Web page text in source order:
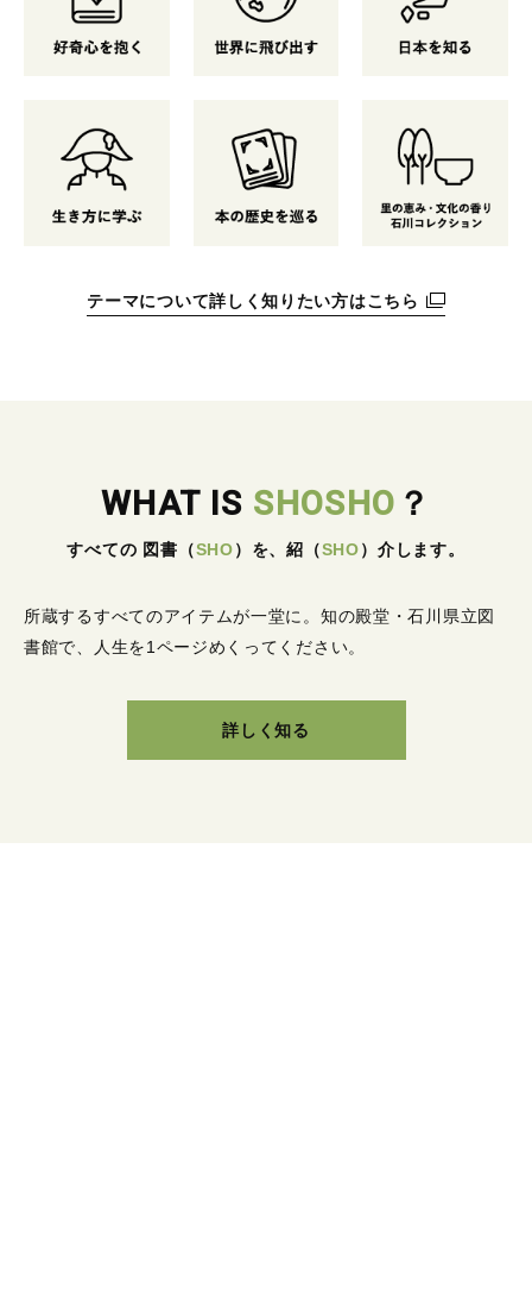
テーマについて詳しく知りたい方はこちら
WHAT IS SHOSHO ？
すべての 図書 （SHO） を、紹 （SHO） 介します。
所蔵するすべてのアイテムが一堂に。 知の殿堂・石川県立図
書館で、人生を1ページめくってください。
詳しく知る